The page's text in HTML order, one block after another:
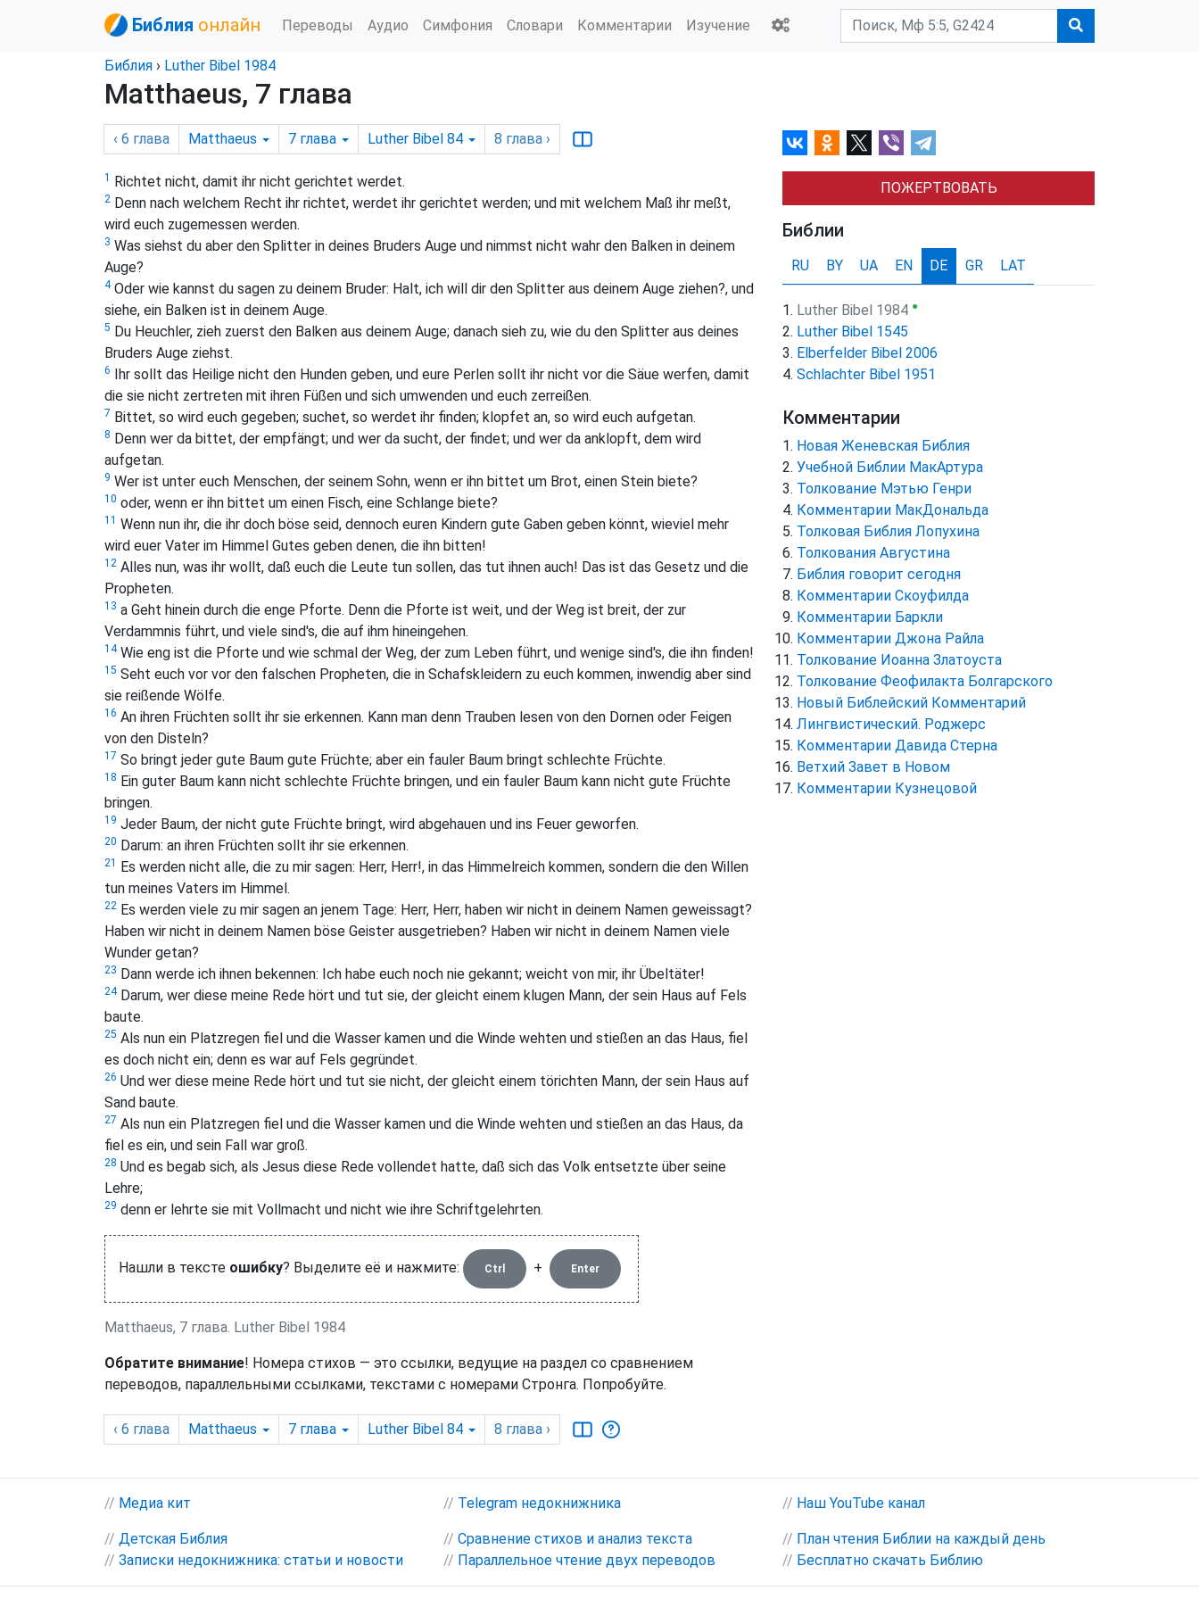
Библия онлайн Переводы Аудио Симфония Словари Комментарии Изучение
Библия › Luther Bibel 1984
Matthaeus, 7 глава
‹ 6 глава Matthaeus 7 глава Luther Bibel 84 8 глава ›
1 Richtet nicht, damit ihr nicht gerichtet werdet.
2 Denn nach welchem Recht ihr richtet, werdet ihr gerichtet werden; und mit welchem Maß ihr meßt,
wird euch zugemessen werden.
3 Was siehst du aber den Splitter in deines Bruders Auge und nimmst nicht wahr den Balken in deinem
Auge?
4 Oder wie kannst du sagen zu deinem Bruder: Halt, ich will dir den Splitter aus deinem Auge ziehen?, und
siehe, ein Balken ist in deinem Auge.
5 Du Heuchler, zieh zuerst den Balken aus deinem Auge; danach sieh zu, wie du den Splitter aus deines
Bruders Auge ziehst.
6 Ihr sollt das Heilige nicht den Hunden geben, und eure Perlen sollt ihr nicht vor die Säue werfen, damit
die sie nicht zertreten mit ihren Füßen und sich umwenden und euch zerreißen.
7 Bittet, so wird euch gegeben; suchet, so werdet ihr finden; klopfet an, so wird euch aufgetan.
8 Denn wer da bittet, der empfängt; und wer da sucht, der findet; und wer da anklopft, dem wird
aufgetan.
9 Wer ist unter euch Menschen, der seinem Sohn, wenn er ihn bittet um Brot, einen Stein biete?
10 oder, wenn er ihn bittet um einen Fisch, eine Schlange biete?
11 Wenn nun ihr, die ihr doch böse seid, dennoch euren Kindern gute Gaben geben könnt, wieviel mehr
wird euer Vater im Himmel Gutes geben denen, die ihn bitten!
12 Alles nun, was ihr wollt, daß euch die Leute tun sollen, das tut ihnen auch! Das ist das Gesetz und die
Propheten.
13 a Geht hinein durch die enge Pforte. Denn die Pforte ist weit, und der Weg ist breit, der zur
Verdammnis führt, und viele sind's, die auf ihm hineingehen.
14 Wie eng ist die Pforte und wie schmal der Weg, der zum Leben führt, und wenige sind's, die ihn finden!
15 Seht euch vor vor den falschen Propheten, die in Schafskleidern zu euch kommen, inwendig aber sind
sie reißende Wölfe.
16 An ihren Früchten sollt ihr sie erkennen. Kann man denn Trauben lesen von den Dornen oder Feigen
von den Disteln?
17 So bringt jeder gute Baum gute Früchte; aber ein fauler Baum bringt schlechte Früchte.
18 Ein guter Baum kann nicht schlechte Früchte bringen, und ein fauler Baum kann nicht gute Früchte
bringen.
19 Jeder Baum, der nicht gute Früchte bringt, wird abgehauen und ins Feuer geworfen.
20 Darum: an ihren Früchten sollt ihr sie erkennen.
21 Es werden nicht alle, die zu mir sagen: Herr, Herr!, in das Himmelreich kommen, sondern die den Willen
tun meines Vaters im Himmel.
22 Es werden viele zu mir sagen an jenem Tage: Herr, Herr, haben wir nicht in deinem Namen geweissagt?
Haben wir nicht in deinem Namen böse Geister ausgetrieben? Haben wir nicht in deinem Namen viele
Wunder getan?
23 Dann werde ich ihnen bekennen: Ich habe euch noch nie gekannt; weicht von mir, ihr Übeltäter!
24 Darum, wer diese meine Rede hört und tut sie, der gleicht einem klugen Mann, der sein Haus auf Fels
baute.
25 Als nun ein Platzregen fiel und die Wasser kamen und die Winde wehten und stießen an das Haus, fiel
es doch nicht ein; denn es war auf Fels gegründet.
26 Und wer diese meine Rede hört und tut sie nicht, der gleicht einem törichten Mann, der sein Haus auf
Sand baute.
27 Als nun ein Platzregen fiel und die Wasser kamen und die Winde wehten und stießen an das Haus, da
fiel es ein, und sein Fall war groß.
28 Und es begab sich, als Jesus diese Rede vollendet hatte, daß sich das Volk entsetzte über seine
Lehre;
29 denn er lehrte sie mit Vollmacht und nicht wie ihre Schriftgelehrten.
Нашли в тексте ошибку? Выделите её и нажмите: Ctrl + Enter
Matthaeus, 7 глава. Luther Bibel 1984
Обратите внимание! Номера стихов — это ссылки, ведущие на раздел со сравнением
переводов, параллельными ссылками, текстами с номерами Стронга. Попробуйте.
‹ 6 глава Matthaeus 7 глава Luther Bibel 84 8 глава ›
ПОЖЕРТВОВАТЬ
Библии
RU BY UA EN DE GR LAT
Luther Bibel 1984 ●
Luther Bibel 1545
Elberfelder Bibel 2006
Schlachter Bibel 1951
Комментарии
Новая Женевская Библия
Учебной Библии МакАртура
Толкование Мэтью Генри
Комментарии МакДональда
Толковая Библия Лопухина
Толкования Августина
Библия говорит сегодня
Комментарии Скоуфилда
Комментарии Баркли
Комментарии Джона Райла
Толкование Иоанна Златоуста
Толкование Феофилакта Болгарского
Новый Библейский Комментарий
Лингвистический. Роджерс
Комментарии Давида Стерна
Ветхий Завет в Новом
Комментарии Кузнецовой
// Медиа кит // Telegram недокнижника // Наш YouTube канал
// Детская Библия
// Записки недокнижника: статьи и новости
// Сравнение стихов и анализ текста
// Параллельное чтение двух переводов
// План чтения Библии на каждый день
// Бесплатно скачать Библию